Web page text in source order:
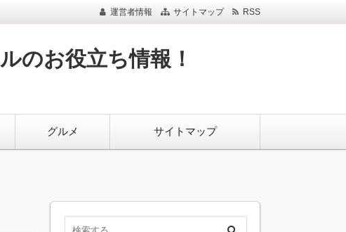
運営者情報 サイトマップ RSS
のお役立ち情報！
グルメ サイトマップ